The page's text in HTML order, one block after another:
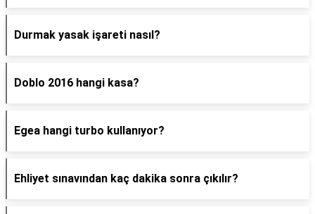
Durmak yasak işareti nasıl?
Doblo 2016 hangi kasa?
Egea hangi turbo kullanıyor?
Ehliyet sınavından kaç dakika sonra çıkılır?